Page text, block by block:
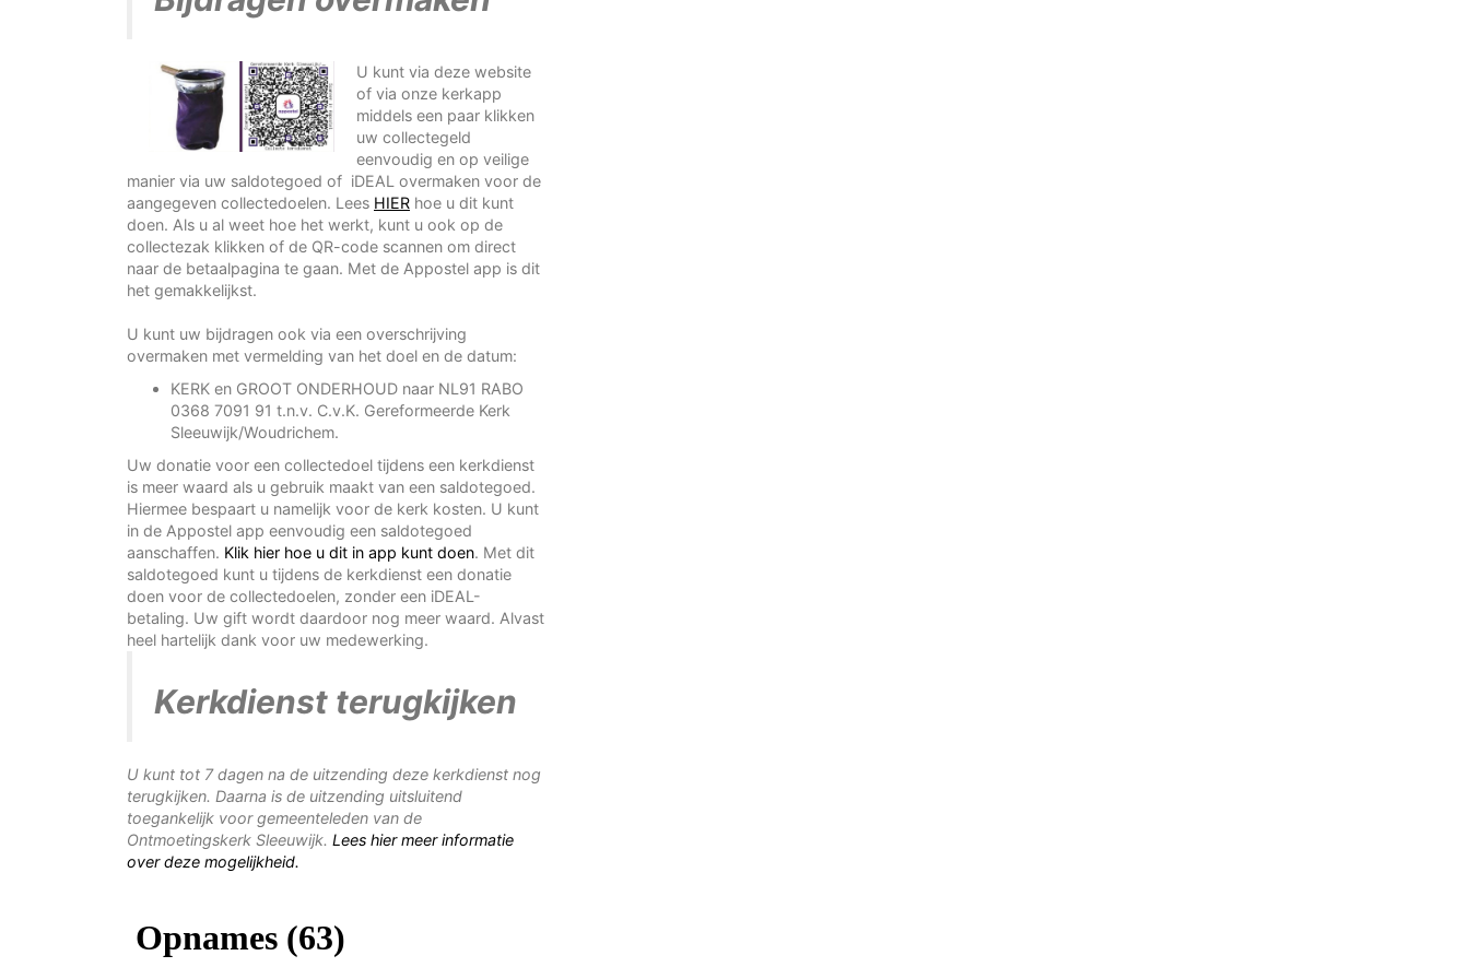
U kunt via deze website
of via onze kerkapp
middels een paar klikken
uw collectegeld
eenvoudig en op veilige
manier via uw saldotegoed of iDEAL overmaken voor de
aangegeven collectedoelen. Lees HIER hoe u dit kunt
doen. Als u al weet hoe het werkt, kunt u ook op de
collectezak klikken of de QR-code scannen om direct
naar de betaalpagina te gaan. Met de Appostel app is dit
het gemakkelijkst.
U kunt uw bijdragen ook via een overschrijving
overmaken met vermelding van het doel en de datum:
KERK en GROOT ONDERHOUD naar NL91 RABO
0368 7091 91 t.n.v. C.v.K. Gereformeerde Kerk
Sleeuwijk/Woudrichem.
Uw donatie voor een collectedoel tijdens een kerkdienst
is meer waard als u gebruik maakt van een saldotegoed.
Hiermee bespaart u namelijk voor de kerk kosten. U kunt
in de Appostel app eenvoudig een saldotegoed
aanschaffen. Klik hier hoe u dit in app kunt doen. Met dit
saldotegoed kunt u tijdens de kerkdienst een donatie
doen voor de collectedoelen, zonder een iDEAL-
betaling. Uw gift wordt daardoor nog meer waard. Alvast
heel hartelijk dank voor uw medewerking.
Kerkdienst terugkijken
U kunt tot 7 dagen na de uitzending deze kerkdienst nog
terugkijken. Daarna is de uitzending uitsluitend
toegankelijk voor gemeenteleden van de
Ontmoetingskerk Sleeuwijk. Lees hier meer informatie
over deze mogelijkheid.